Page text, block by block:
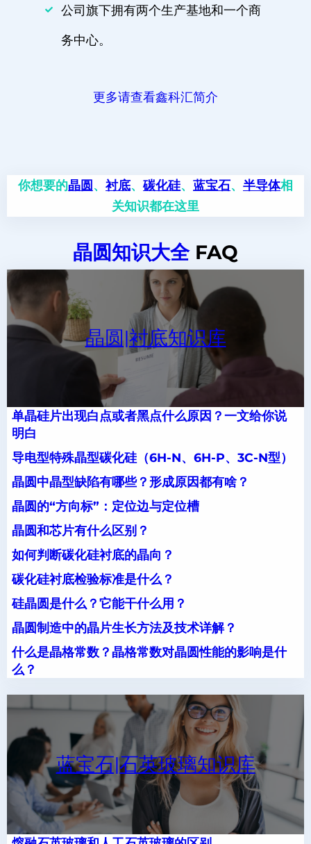
公司旗下拥有两个生产基地和一个商
务中心。
更多请查看鑫科汇简介
你想要的晶圆 、衬底、 碳化硅、 蓝宝石、 半导体相
关知识都在这里
晶圆知识大全FAQ
晶圆|衬底知识库
单晶硅片出现白点或者黑点什么原因？一文给你说
明白
导电型特殊晶型碳化硅（6H-N、6H-P、3C-N型）
晶圆中晶型缺陷有哪些？形成原因都有啥？
晶圆的“方向标”：定位边与定位槽
晶圆和芯片有什么区别？
如何判断碳化硅衬底的晶向？
碳化硅衬底检验标准是什么？
硅晶圆是什么？它能干什么用？
晶圆制造中的晶片生长方法及技术详解？
什么是晶格常数？晶格常数对晶圆性能的影响是什
么？
蓝宝石|石英玻璃知识库